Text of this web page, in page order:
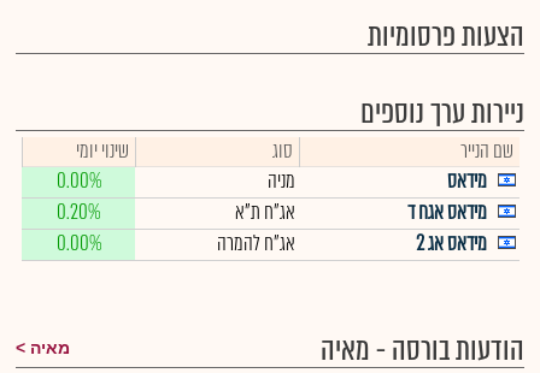
הצעות פרסומיות
ניירות ערך נוספים
שם הנייר סוג
שינוי יומי
מידאס
מניה
0.00%
מידאס אגח ד
אג"ח ת"א
0.20%
מידאס אג 2
אג"ח להמרה 0.00%
הודעות בורסה - מאיה מאיה